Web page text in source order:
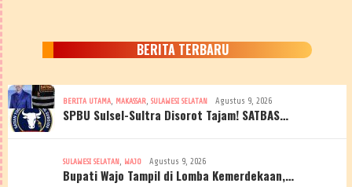
BERITA TERBARU
BERITA UTAMA, MAKASSAR, SULAWESI SELATAN Agustus 9, 2026
SPBU Sulsel-Sultra Disorot Tajam! SATBAS…
SULAWESI SELATAN, WAJO Agustus 9, 2026
Bupati Wajo Tampil di Lomba Kemerdekaan,…